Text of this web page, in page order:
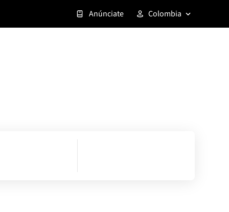
Anúnciate Colombia